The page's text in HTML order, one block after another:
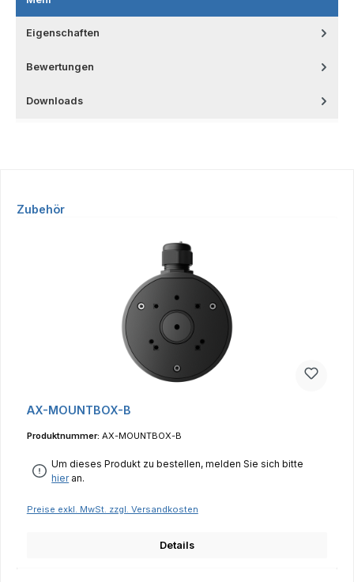
Eigenschaften
Bewertungen
Downloads
Produktgalerie überspringen
Zubehör
AX-MOUNTBOX-B
Produktnummer: AX-MOUNTBOX-B
Um dieses Produkt zu bestellen, melden Sie sich bitte
hieran.
Preise exkl. MwSt. zzgl. Versandkosten
Details